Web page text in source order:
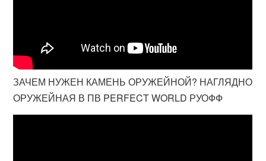
ЗАЧЕМ НУЖЕН КАМЕНЬ ОРУЖЕЙНОЙ? НАГЛЯДНО
ОРУЖЕЙНАЯ В ПВ PERFECT WORLD РУОФФ